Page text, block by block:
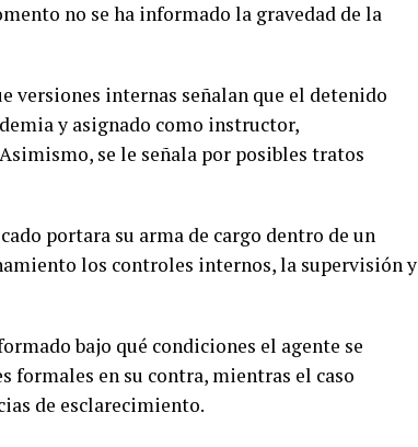
no se ha informado la gravedad de la
versiones internas señalan que el detenido
y asignado como instructor,
se le señala por posibles tratos
portara su arma de cargo dentro de un
los controles internos, la supervisión y
bajo qué condiciones el agente se
formales en su contra, mientras el caso
de esclarecimiento.